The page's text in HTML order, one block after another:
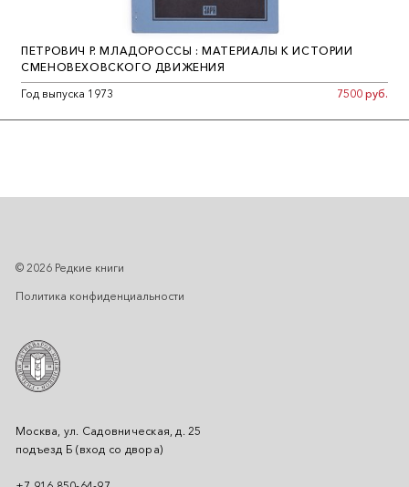
ПЕТРОВИЧ Р. МЛАДОРОССЫ : МАТЕРИАЛЫ К ИСТОРИИ
СМЕНОВЕХОВСКОГО ДВИЖЕНИЯ
Год выпуска 1973
7500 руб.
Москва, ул. Садовническая, д. 25
подъезд Б (вход со двора)
© 2026 Редкие книги
Политика конфиденциальности